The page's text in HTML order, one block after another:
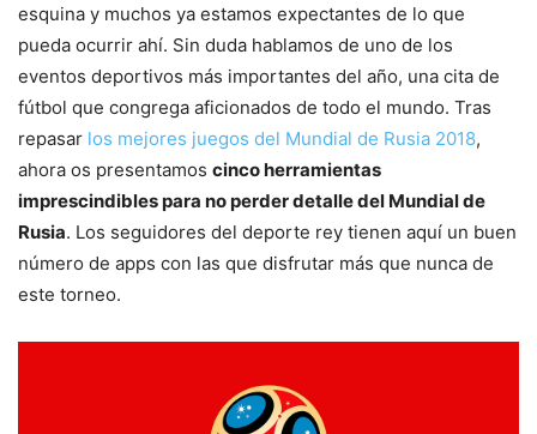
esquina y muchos ya estamos expectantes de lo que
pueda ocurrir ahí. Sin duda hablamos de uno de los
eventos deportivos más importantes del año, una cita de
fútbol que congrega aficionados de todo el mundo. Tras
repasar los mejores juegos del Mundial de Rusia 2018,
ahora os presentamos cinco herramientas
imprescindibles para no perder detalle del Mundial de
Rusia. Los seguidores del deporte rey tienen aquí un buen
número de apps con las que disfrutar más que nunca de
este torneo.